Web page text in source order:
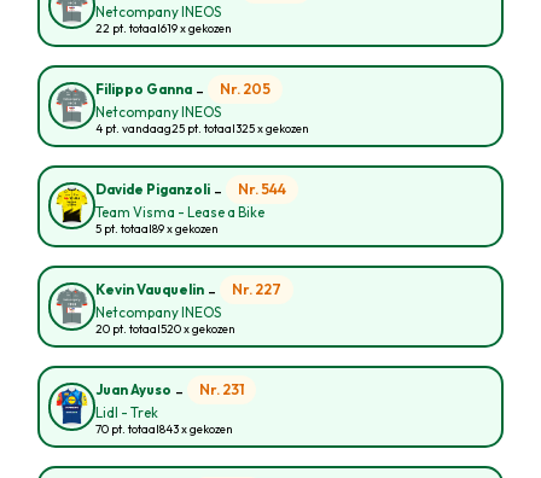
Netcompany INEOS
22 pt. totaal619 x gekozen
Filippo Ganna - Nr. 205
Netcompany INEOS
4 pt. vandaag25 pt. totaal325 x gekozen
Davide Piganzoli - Nr. 544
Team Visma - Lease a Bike
5 pt. totaal89 x gekozen
Kevin Vauquelin - Nr. 227
Netcompany INEOS
20 pt. totaal520 x gekozen
Juan Ayuso - Nr. 231
Lidl - Trek
70 pt. totaal843 x gekozen